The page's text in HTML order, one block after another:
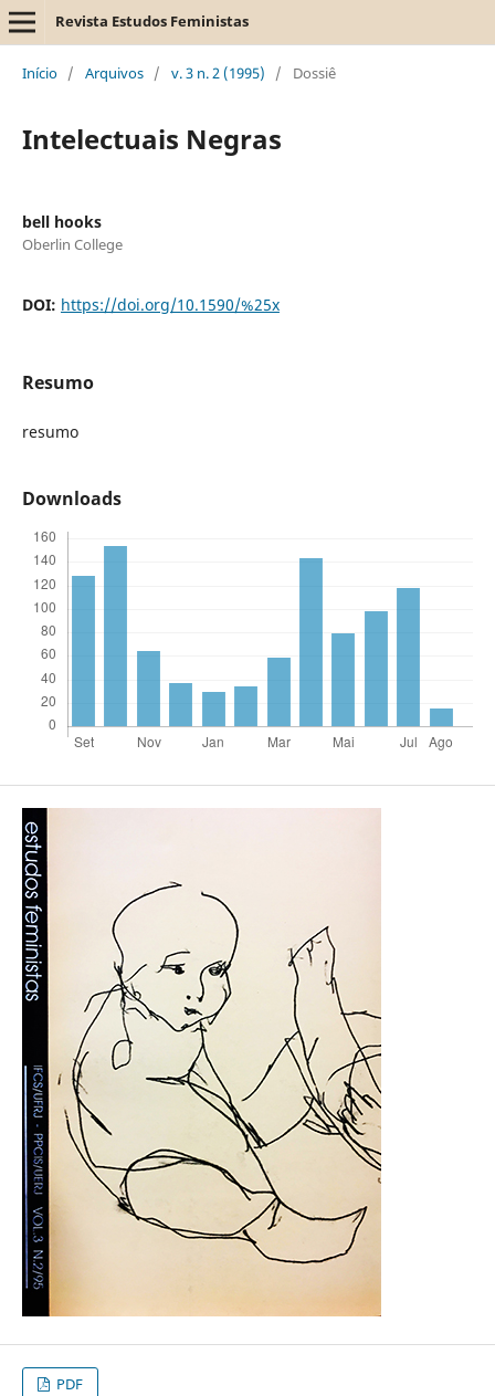
Revista Estudos Feministas
Início / Arquivos / v. 3 n. 2 (1995) / Dossiê
Intelectuais Negras
bell hooks
Oberlin College
DOI: https://doi.org/10.1590/%25x
Resumo
resumo
Downloads
PDF